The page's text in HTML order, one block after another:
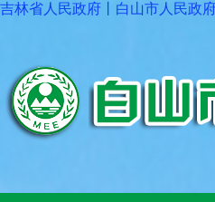
吉林省人民政府 白山市人民政